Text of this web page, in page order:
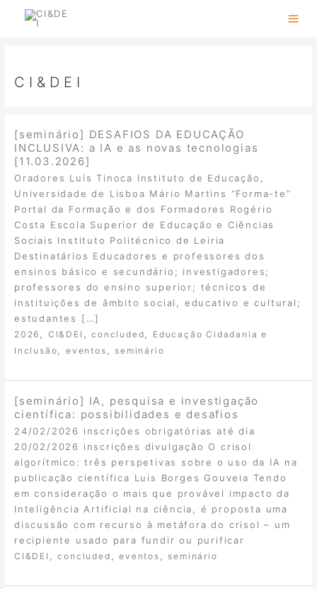
CI&DEI
[seminário] DESAFIOS DA EDUCAÇÃO
INCLUSIVA: a IA e as novas tecnologias
[11.03.2026]
Oradores Luís Tinoca Instituto de Educação,
Universidade de Lisboa Mário Martins “Forma-te”
Portal da Formação e dos Formadores Rogério
Costa Escola Superior de Educação e Ciências
Sociais Instituto Politécnico de Leiria
Destinatários Educadores e professores dos
ensinos básico e secundário; investigadores;
professores do ensino superior; técnicos de
instituições de âmbito social, educativo e cultural;
estudantes […]
2026 CI&DEI ,concluded
Educação Cidadania e
Inclusão
,eventos seminário
[seminário] IA, pesquisa e investigação
científica: possibilidades e desafios
24/02/2026 inscrições obrigatórias até dia
20/02/2026 inscrições divulgação O crisol
algorítmico: três perspetivas sobre o uso da IA na
publicação científica Luis Borges Gouveia Tendo
em consideração o mais que provável impacto da
Inteligência Artificial na ciência, é proposta uma
discussão com recurso à metáfora do crisol – um
recipiente usado para fundir ou purificar
CI&DEI ,concluded ,eventos , seminário